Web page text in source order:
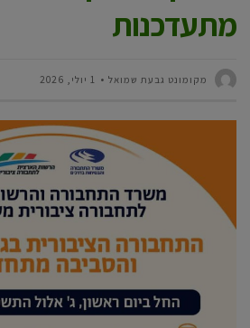
מתעדכנות
מקומונט גבעת שמואל 1 יולי, 2026